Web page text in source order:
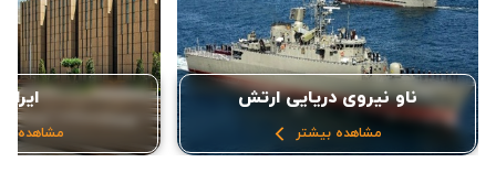
ناو نیروی دریایی ارتش
مشاهده بیشتر مشاهده